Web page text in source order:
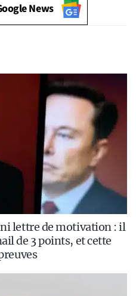
News
lettre de motivation : il
de 3 points, et cette